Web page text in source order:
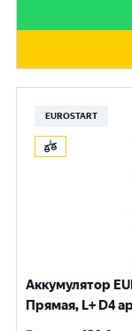
EUROSTART
Аккумулятор
Прямая, L+ D4